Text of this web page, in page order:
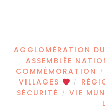
AGGLOMÉRATION
ASSEMBLÉE
COMMÉMORATION /
VILLAGES
/
SÉCURITÉ /
VIE